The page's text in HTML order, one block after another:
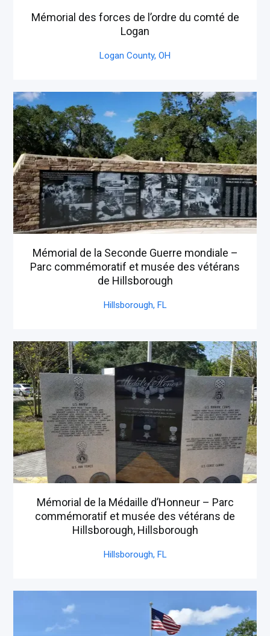
Mémorial des forces de l’ordre du comté de
Logan
Logan County, OH
Mémorial de la Seconde Guerre mondiale –
Parc commémoratif et musée des vétérans
de Hillsborough
Hillsborough, FL
Mémorial de la Médaille d’Honneur – Parc
commémoratif et musée des vétérans de
Hillsborough, Hillsborough
Hillsborough, FL